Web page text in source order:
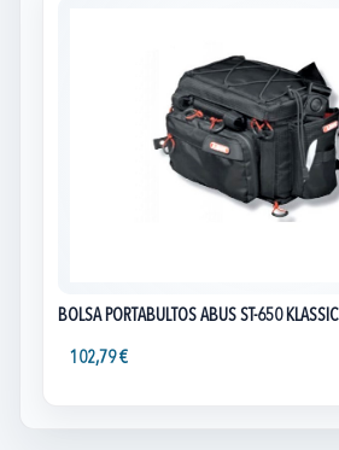
BOLSA PORTABULTOS ABUS ST-650 KLASSIC
102,79 €